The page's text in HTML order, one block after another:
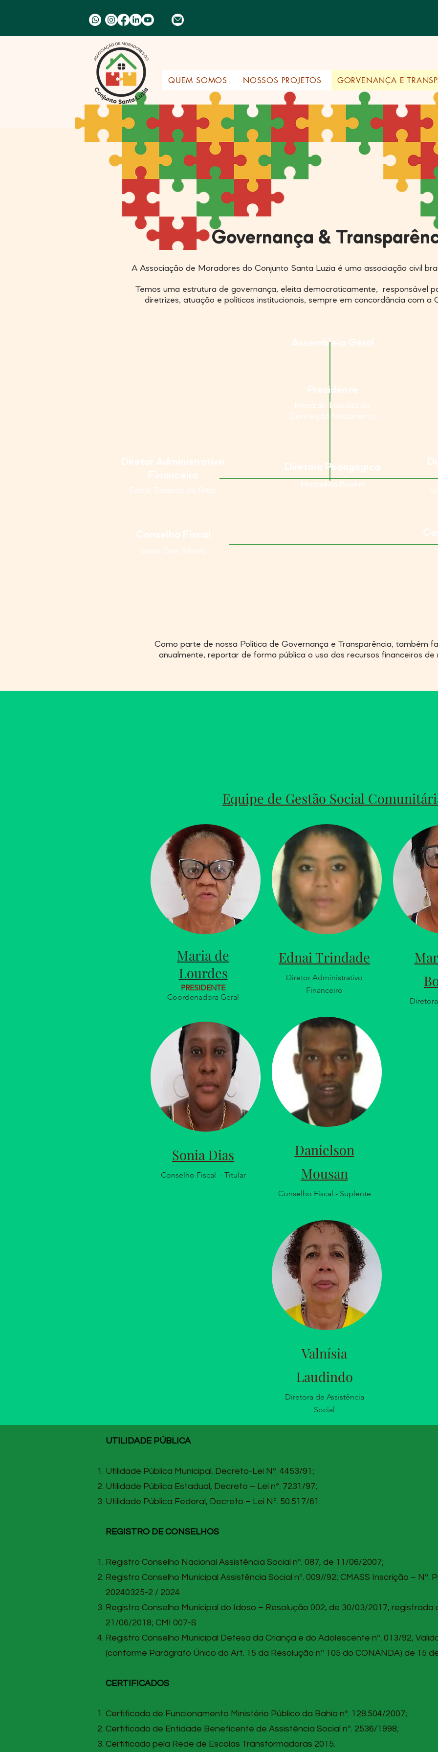
QUEM SOMOS NOSSOS PROJETOS GORVENANÇA E
Governança &
A Associação de Moradores do Conjunto Santa Luzia é uma associação civil
Temos uma estrutura de governança, eleita democraticamente, responsável
diretrizes, atuação e políticas institucionais, sempre em concordância com a
Assembleia Geral
Presidente
Maria de Lourdes da
Conceição Nascimento
Diretor Administrativo
Financeiro
Ednai Trindade de Brito
Diretora Pedagógica
Mariselma Bonfim
Conselho Fiscal
Sonia Dias Ribeiro
Como parte de nossa Política de Governança e Transparência, também
anualmente, reportar de forma pública o uso dos recursos financeiros de
Equipe de Gestão Social
Maria de
Lourdes
PRESIDENTE
Coordenadora Geral
Sonia Dias
Conselho Fiscal - Titular
Ednai Trindade
Diretor Administrativo
Financeiro
Danielson
Mousan
Conselho Fiscal - Suplente
Valnísia
Laudindo
Diretora de Assistência
Social
UTILIDADE PÚBLICA
Utilidade Pública Municipal. Decreto-Lei Nº. 4453/91;
Utilidade Pública Estadual, Decreto – Lei nº. 7231/97;
Utilidade Pública Federal, Decreto – Lei Nº. 50.517/61.
REGISTRO DE CONSELHOS
Registro Conselho Nacional Assistência Social nº. 087, de 11/06/2007;
Registro Conselho Municipal Assistência Social nº. 009//92; CMASS Inscrição – Nº.
20240325-2 / 2024
Registro Conselho Municipal do Idoso – Resolução 002, de 30/03/2017, registrada
21/06/2018; CMI 007-S
Registro Conselho Municipal Defesa da Criança e do Adolescente nº. 013/92,
(conforme Parágrafo Único do Art. 15 da Resolução nº 105 do CONANDA) de 15
CERTIFICADOS
Certificado de Funcionamento Ministério Público da Bahia nº. 128.504/2007;
Certificado de Entidade Beneficente de Assistência Social nº. 2536/1998;
Certificado pela Rede de Escolas Transformadoras 2015.